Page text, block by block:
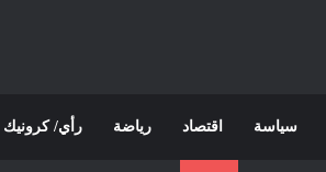
سياسة اقتصاد رياضة رأي/ كرونيك